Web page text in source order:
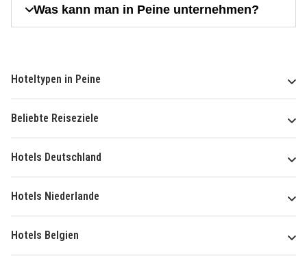
Was kann man in Peine unternehmen?
Hoteltypen in Peine
Beliebte Reiseziele
Hotels Deutschland
Hotels Niederlande
Hotels Belgien